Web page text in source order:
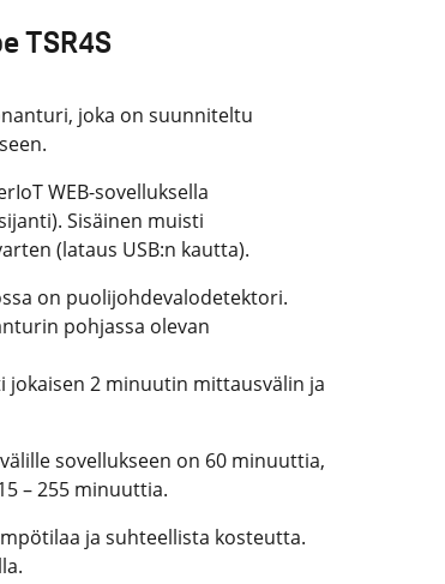
TSR4S
joka on suunniteltu
WEB-sovelluksella
Sisäinen muisti
(lataus USB:n kautta).
on puolijohdevalodetektori.
pohjassa olevan
2 minuutin mittausvälin ja
sovellukseen on 60 minuuttia,
– 255 minuuttia.
ja suhteellista kosteutta.